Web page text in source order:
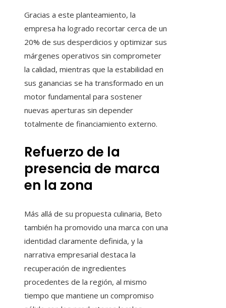
Gracias a este planteamiento, la
empresa ha logrado recortar cerca de un
20% de sus desperdicios y optimizar sus
márgenes operativos sin comprometer
la calidad, mientras que la estabilidad en
sus ganancias se ha transformado en un
motor fundamental para sostener
nuevas aperturas sin depender
totalmente de financiamiento externo.
Refuerzo de la
presencia de marca
en la zona
Más allá de su propuesta culinaria, Beto
también ha promovido una marca con una
identidad claramente definida, y la
narrativa empresarial destaca la
recuperación de ingredientes
procedentes de la región, al mismo
tiempo que mantiene un compromiso